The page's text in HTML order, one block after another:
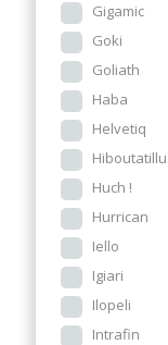
Gigamic
Goki
Goliath
Haba
Helvetiq
Huch !
Hurrican
Iello
Igiari
Ilopeli
Intrafin